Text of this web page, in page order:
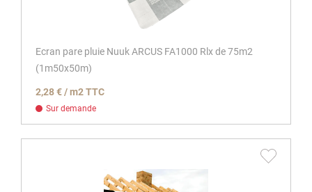
Ecran pare pluie Nuuk ARCUS FA1000 Rlx de 75m2
(1m50x50m)
2,28 € / m2 TTC
Sur demande